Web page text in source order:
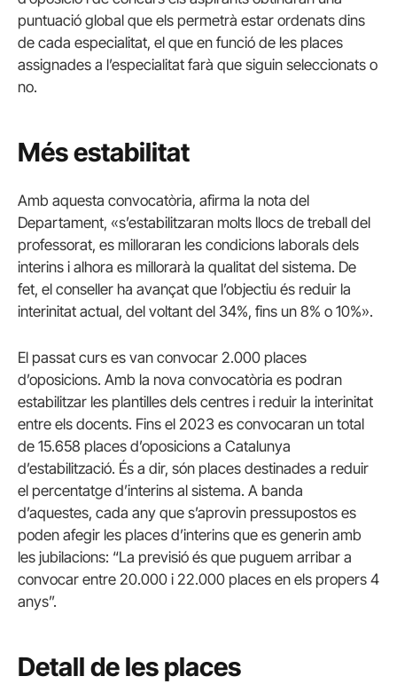
puntuació global que els permetrà estar ordenats dins
de cada especialitat, el que en funció de les places
assignades a l’especialitat farà que siguin seleccionats o
no.
Més estabilitat
Amb aquesta convocatòria, afirma la nota del
Departament, «s’estabilitzaran molts llocs de treball del
professorat, es milloraran les condicions laborals dels
interins i alhora es millorarà la qualitat del sistema. De
fet, el conseller ha avançat que l’objectiu és reduir la
interinitat actual, del voltant del 34%, fins un 8% o 10%».
El passat curs es van convocar 2.000 places
d’oposicions. Amb la nova convocatòria es podran
estabilitzar les plantilles dels centres i reduir la interinitat
entre els docents. Fins el 2023 es convocaran un total
de 15.658 places d’oposicions a Catalunya
d’estabilització. És a dir, són places destinades a reduir
el percentatge d’interins al sistema. A banda
d’aquestes, cada any que s’aprovin pressupostos es
poden afegir les places d’interins que es generin amb
les jubilacions: “La previsió és que puguem arribar a
convocar entre 20.000 i 22.000 places en els propers 4
anys”.
Detall de les places